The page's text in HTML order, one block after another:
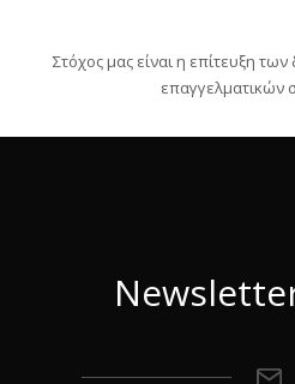
Στόχος μας είναι η επίτευξη
επαγγελματικών